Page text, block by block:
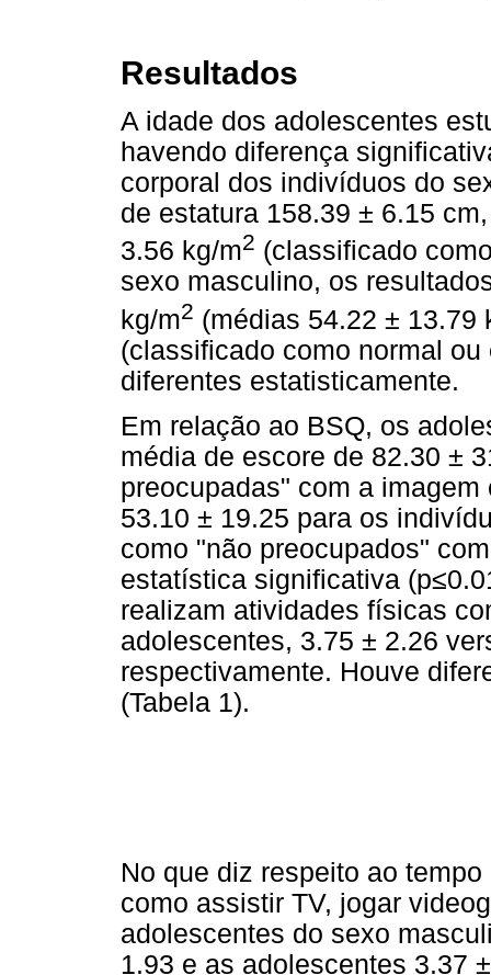
Resultados
A idade dos adolescentes
havendo diferença
corporal dos indivíduos do
de estatura 158.39 ± 6.15
3.56 kg/m2 (classificado
sexo masculino, os
kg/m2 (médias 54.22 ± 13.79
(classificado como normal
diferentes estatisticamente.
Em relação ao BSQ, os
média de escore de 82.30 ±
preocupadas" com a
53.10 ± 19.25 para os
como "não preocupados"
estatística significativa
realizam atividades físicas
adolescentes, 3.75 ± 2.26
respectivamente. Houve
(Tabela 1).
No que diz respeito ao
como assistir TV, jogar
adolescentes do sexo
1.93 e as adolescentes 3.37